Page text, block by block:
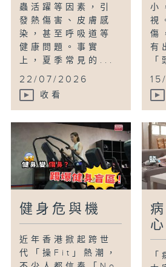
蟲活躍等因素，引
發熱傷害、皮膚感
染，甚至呼吸道等
健康問題。事實
上，夏季常見的...
22/07/2026
收看
小
視
傷
有
健身危與機
近年香港掀起跨世
代「操Fit」熱潮，